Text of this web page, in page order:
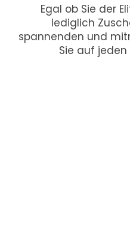
Egal ob Sie der
lediglich
spannenden und
Sie auf